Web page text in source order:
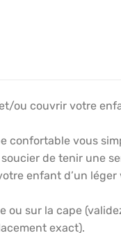
ou couvrir votre
vous
de tenir une
enfant d’un
ou sur la cape
exact).